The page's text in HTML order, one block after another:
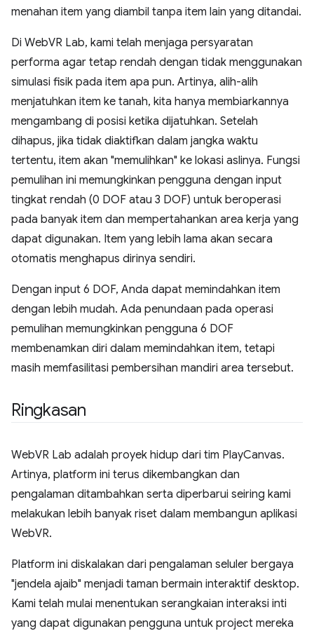
menahan item yang diambil tanpa item lain yang ditandai.
Di WebVR Lab, kami telah menjaga persyaratan
performa agar tetap rendah dengan tidak menggunakan
simulasi fisik pada item apa pun. Artinya, alih-alih
menjatuhkan item ke tanah, kita hanya membiarkannya
mengambang di posisi ketika dijatuhkan. Setelah
dihapus, jika tidak diaktifkan dalam jangka waktu
tertentu, item akan "memulihkan" ke lokasi aslinya. Fungsi
pemulihan ini memungkinkan pengguna dengan input
tingkat rendah (0 DOF atau 3 DOF) untuk beroperasi
pada banyak item dan mempertahankan area kerja yang
dapat digunakan. Item yang lebih lama akan secara
otomatis menghapus dirinya sendiri.
Dengan input 6 DOF, Anda dapat memindahkan item
dengan lebih mudah. Ada penundaan pada operasi
pemulihan memungkinkan pengguna 6 DOF
membenamkan diri dalam memindahkan item, tetapi
masih memfasilitasi pembersihan mandiri area tersebut.
Ringkasan
WebVR Lab adalah proyek hidup dari tim PlayCanvas.
Artinya, platform ini terus dikembangkan dan
pengalaman ditambahkan serta diperbarui seiring kami
melakukan lebih banyak riset dalam membangun aplikasi
WebVR.
Platform ini diskalakan dari pengalaman seluler bergaya
"jendela ajaib" menjadi taman bermain interaktif desktop.
Kami telah mulai menentukan serangkaian interaksi inti
yang dapat digunakan pengguna untuk project mereka